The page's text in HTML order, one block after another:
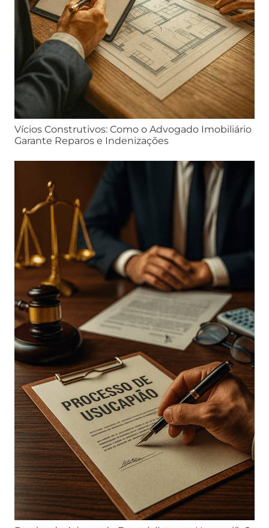
Vícios Construtivos: Como o Advogado Imobiliário
Garante Reparos e Indenizações